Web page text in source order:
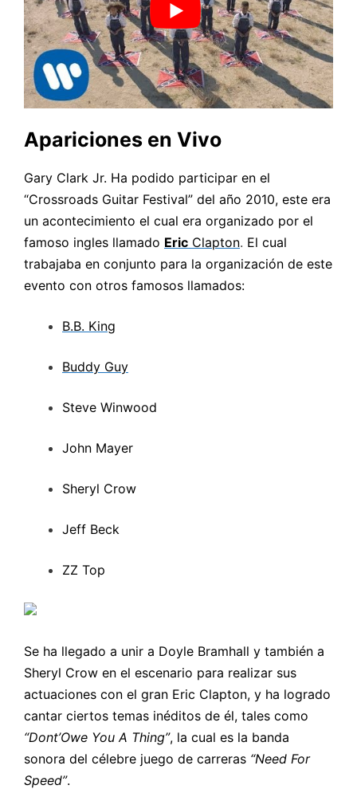
Apariciones en Vivo
Gary Clark Jr. Ha podido participar en el
“Crossroads Guitar Festival” del año 2010, este era
un acontecimiento el cual era organizado por el
famoso ingles llamado Eric Clapton. El cual
trabajaba en conjunto para la organización de este
evento con otros famosos llamados:
B.B. King
Buddy Guy
Steve Winwood
John Mayer
Sheryl Crow
Jeff Beck
ZZ Top
Se ha llegado a unir a Doyle Bramhall y también a
Sheryl Crow en el escenario para realizar sus
actuaciones con el gran Eric Clapton, y ha logrado
cantar ciertos temas inéditos de él, tales como
“Dont’Owe You A Thing”, la cual es la banda
sonora del célebre juego de carreras “Need For
Speed”.